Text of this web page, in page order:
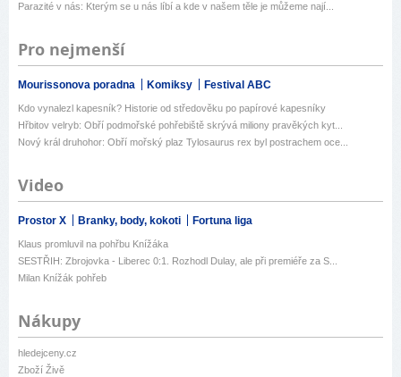
Parazité v nás: Kterým se u nás líbí a kde v našem těle je můžeme nají...
Pro nejmenší
Mourissonova poradna Komiksy Festival ABC
Kdo vynalezl kapesník? Historie od středověku po papírové kapesníky
Hřbitov velryb: Obří podmořské pohřebiště skrývá miliony pravěkých kyt...
Nový král druhohor: Obří mořský plaz Tylosaurus rex byl postrachem oce...
Video
Prostor X Branky, body, kokoti Fortuna liga
Klaus promluvil na pohřbu Knížáka
SESTŘIH: Zbrojovka - Liberec 0:1. Rozhodl Dulay, ale při premiéře za S...
Milan Knížák pohřeb
Nákupy
hledejceny.cz
Zboží Živě